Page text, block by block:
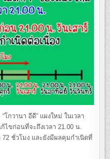
นา อีดี” แผงใหม่ ในเวลา
ขก่อนที่จะถึงเวลา 21.00 น.
ชั่วโมง และยังมีผลคุมกำเนิดที่